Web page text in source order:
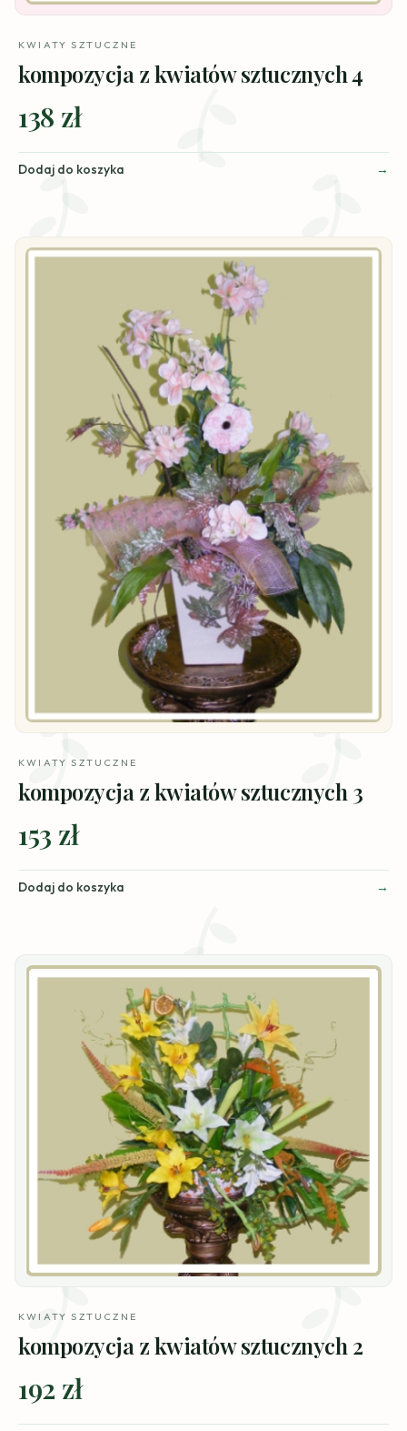
KWIATY SZTUCZNE
kompozycja z kwiatów sztucznych 4
138 zł
Dodaj do koszyka
KWIATY SZTUCZNE
kompozycja z kwiatów sztucznych 3
153 zł
Dodaj do koszyka
KWIATY SZTUCZNE
kompozycja z kwiatów sztucznych 2
192 zł